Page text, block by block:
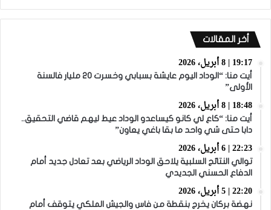
أخر المقالات
19:17 | 8 أبريل، 2026
أيت منا: “الوداد اليوم عايشة بسبابي وخسرت 20 مليار فالسنة
الأولى”
18:48 | 8 أبريل، 2026
أيت منا: “كاع لي كانو كيساعدو الوداد عيط ليهم قاضي التحقيق..
دابا حتى شي واحد ما بقا باغي يعاون”
22:23 | 6 أبريل، 2026
توالي النتائج السلبية يلاحق الوداد الرياضي بعد تعادل جديد أمام
الدفاع الحسني الجديدي
22:20 | 5 أبريل، 2026
نهضة بركان يخرج بنقطة من فاس والجيش الملكي يتوقف أمام